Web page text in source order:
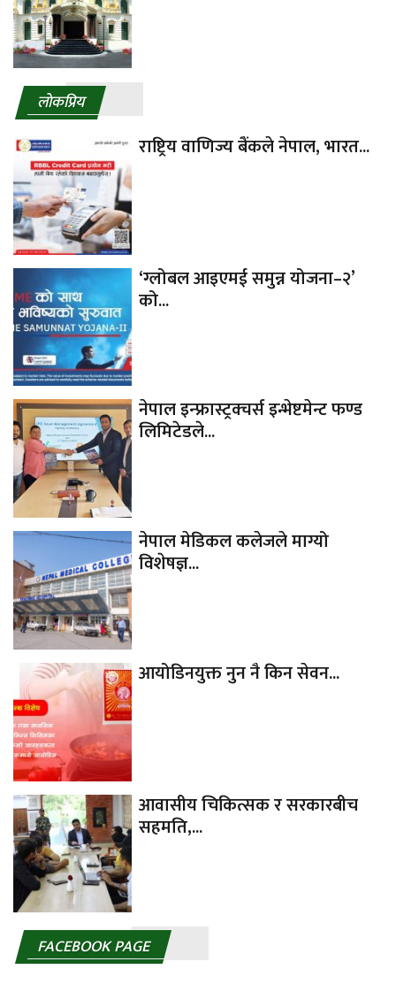
लाेकप्रिय
राष्ट्रिय वाणिज्य बैंकले नेपाल, भारत...
‘ग्लोबल आइएमई समुन्न योजना–२’
को...
नेपाल इन्फ्रास्ट्रक्चर्स इन्भेष्टमेन्ट फण्ड
लिमिटेडले...
नेपाल मेडिकल कलेजले माग्यो
विशेषज्ञ...
आयोडिनयुक्त नुन नै किन सेवन...
आवासीय चिकित्सक र सरकारबीच
सहमति,...
FACEBOOK PAGE